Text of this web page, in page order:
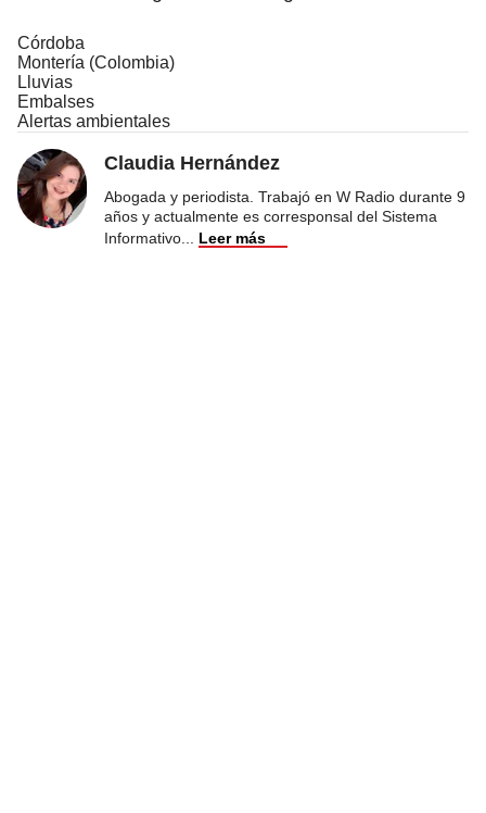
Córdoba
Montería (Colombia)
Lluvias
Embalses
Alertas ambientales
Claudia Hernández
Abogada y periodista. Trabajó en W Radio durante 9
años y actualmente es corresponsal del Sistema
Informativo
Leer más